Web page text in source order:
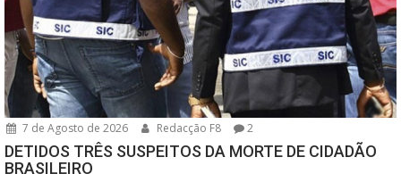
7 de Agosto de 2026 Redacção F8 2
DETIDOS TRÊS SUSPEITOS DA MORTE DE CIDADÃO
BRASILEIRO